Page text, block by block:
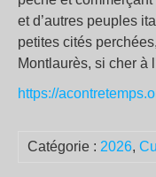
et d’autres peuples
petites cités
Montlaurès, si cher à
https://
Catégorie : 2026,